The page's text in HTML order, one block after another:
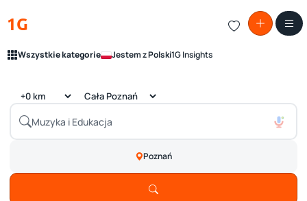
1G
Wszystkie kategorie Jestem z Polski1G Insights
Poznań